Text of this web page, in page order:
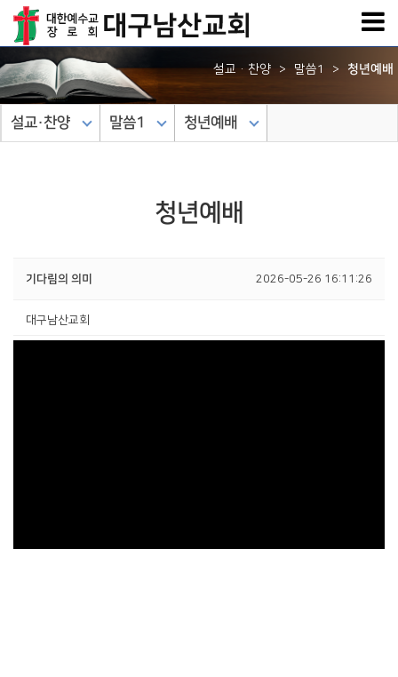
설교·찬양 > 말씀1 > 청년예배
설교·찬양 말씀1 청년예배
청년예배
기다림의 의미 2026-05-26 16:11:26
대구남산교회